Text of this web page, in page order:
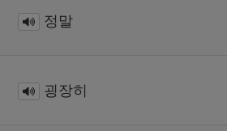
정말
굉장히